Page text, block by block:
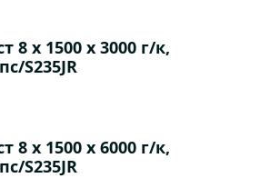
8 х 1500 х 3000 г/к,
S235JR
8 х 1500 х 6000 г/к,
S235JR